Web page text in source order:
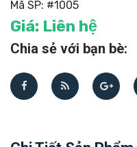
Mã SP: #1005
Giá: Liên hệ
Chia sẻ với bạn bè: